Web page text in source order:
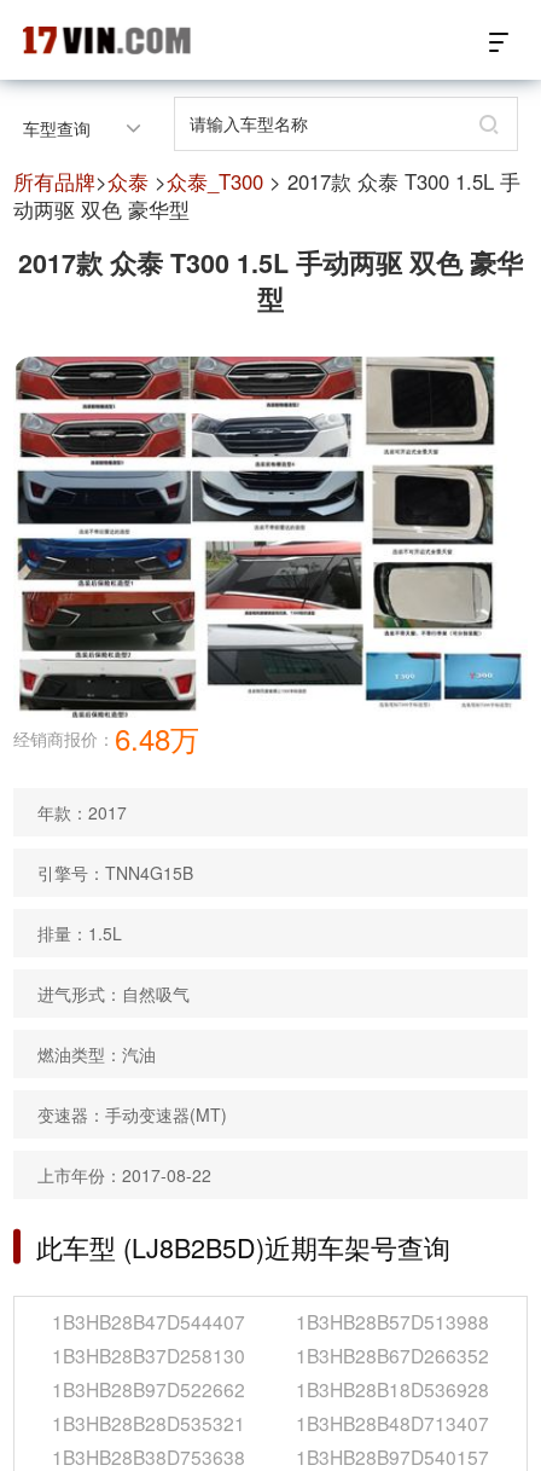
17VIN车架号查询首页
汽配数据开放接口
汽配产品车型适配
汽配产品电子目录
微信群智能客服
个性化私人定制
关于我们
车型查询
所有品牌>众泰 >众泰_T300 > 2017款 众泰 T300 1.5L 手
动两驱 双色 豪华型
2017款 众泰 T300 1.5L 手动两驱 双色 豪华
型
经销商报价： 6.48万
年款：2017
引擎号：TNN4G15B
排量：1.5L
进气形式：自然吸气
燃油类型：汽油
变速器：手动变速器(MT)
上市年份：2017-08-22
此车型 (LJ8B2B5D)近期车架号查询
1B3HB28B47D544407
1B3HB28B57D513988
1B3HB28B37D258130
1B3HB28B67D266352
1B3HB28B97D522662
1B3HB28B18D536928
1B3HB28B28D535321
1B3HB28B48D713407
1B3HB28B38D753638
1B3HB28B97D540157